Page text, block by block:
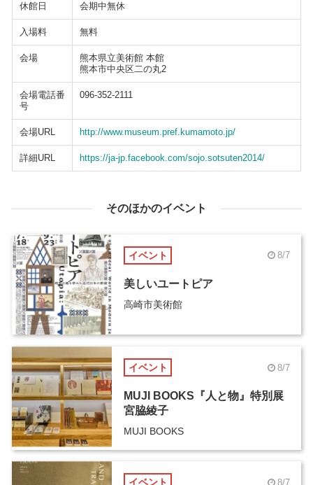
休館日 会期中無休
入場料 無料
会場
熊本県立美術館 本館
熊本市中央区二の丸2
会場電話番
号
096-352-2111
会場URL http://www.museum.pref.kumamoto.jp/
詳細URL https://ja-jp.facebook.com/sojo.sotsuten2014/
そのほかのイベント
イベント 8/7
美しいユートピア
高崎市美術館
イベント 8/7
MUJI BOOKS『人と物』特別展
宮脇綾子
MUJI BOOKS
イベント 8/7